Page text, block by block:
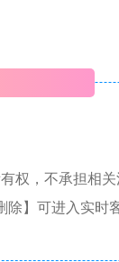
权，不承担相
除】可进入实时